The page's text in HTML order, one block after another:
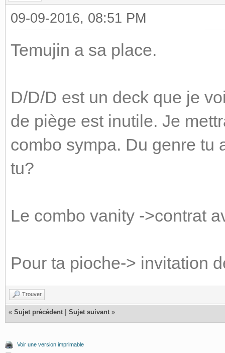
09-09-2016, 08:51 PM
Temujin a sa place.
D/D/D est un deck que je
de piège est inutile. Je
combo sympa. Du genre tu
tu?
Le combo vanity ->contrat
Pour ta pioche-> invitation
Trouver
« Sujet précédent Sujet suivant »
Voir une version imprimable